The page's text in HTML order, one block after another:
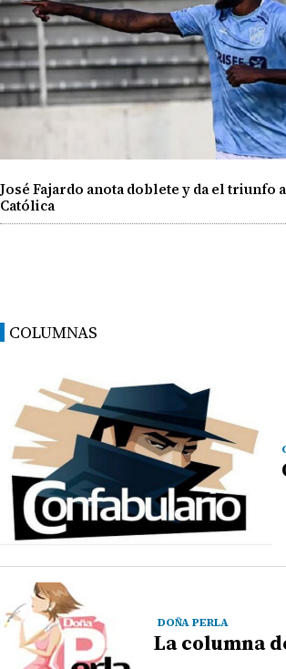
José Fajardo anota doblete y da el triunfo
Católica
COLUMNAS
DOÑA PERLA
La columna